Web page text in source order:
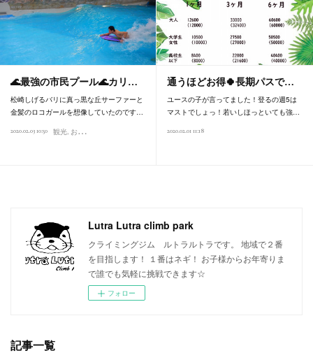
🌊最強の市民プール🌊カリ…
松崎しげるバリに真っ黒な丘サーファーと
金髪のロコガールを想像していたのです…
2020.02.03 10:50 観光 お風呂
通うほどお得🍀長期パスで…
ユースの子が言ってました！登るの週5は
マストでしょっ！若いしほっといても強…
2020.02.01 11:18
Lutra Lutra climb park
クライミングジム ルトラルトラです。 地域で２番
を目指します！ １番はネギ！ お子様からお年寄りま
で誰でも気軽に挑戦できます☆
フォロー
記事一覧